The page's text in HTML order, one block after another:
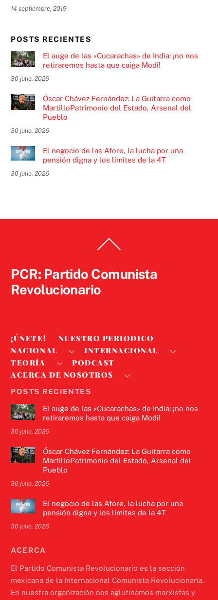
14 septiembre, 2019
POSTS RECIENTES
El auge de las «Cucarachas» de India: ¡no nos
retiraremos hasta que caiga Modi!
30 julio, 2026
Óscar Chávez Fernández: La Guitarra como
MartilloPatrimonio del Estado, Arsenal del
Pueblo
30 julio, 2026
El negocio de las Afore, la lucha por una
pensión digna y los límites de la 4T
30 julio, 2026
To
PCR: Partido Comunista
Revolucionario
¡ÚNETE!
NUESTRO PERIODICO
NACIONAL
INTERNACIONAL
TEORÍA
PODCAST
ACERCA DE NOSOTROS
POSTS RECIENTES
El auge de las «Cucarachas» de India: ¡no nos
retiraremos hasta que caiga Modi!
30 julio, 2026
Óscar Chávez Fernández: La Guitarra como
MartilloPatrimonio del Estado, Arsenal del
Pueblo
30 julio, 2026
El negocio de las Afore, la lucha por una
pensión digna y los límites de la 4T
30 julio, 2026
ACERCA
El Partido Comunista Revolucionario es la sección
mexicana de la Internacional Comunista Revolucionaria.
En nuestra organización nos aglutinamos marxistas y